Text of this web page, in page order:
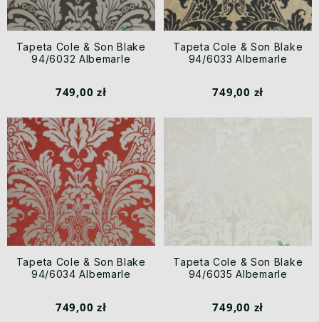
Tapeta Cole & Son Blake
94/6032 Albemarle
749,00 zł
Tapeta Cole & Son Blake
94/6033 Albemarle
749,00 zł
Tapeta Cole & Son Blake
94/6034 Albemarle
749,00 zł
Tapeta Cole & Son Blake
94/6035 Albemarle
749,00 zł